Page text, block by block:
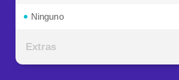
Ninguno
Extras